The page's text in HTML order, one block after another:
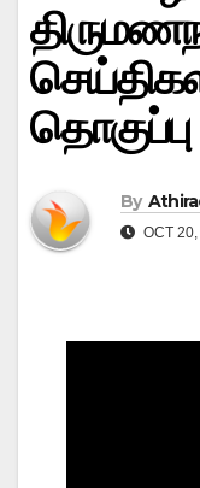
தொகுப்பு
By
OCT